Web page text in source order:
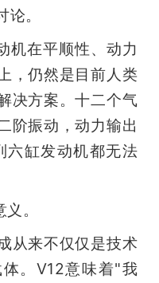
。
机在平顺性、动力
，仍然是目前人类
决方案。十二个气
阶振动，动力输出
六缸发动机都无法
。
从来不仅仅是技术
。V12意味着"我